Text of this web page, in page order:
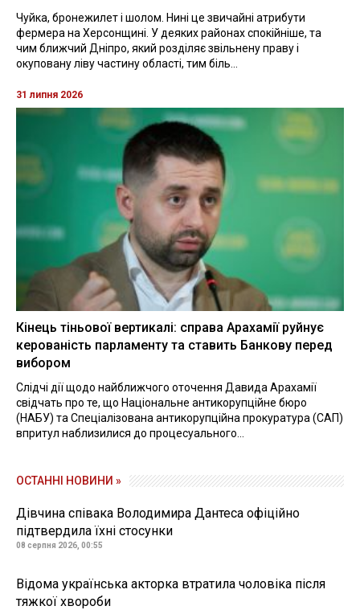
Чуйка, бронежилет і шолом. Нині це звичайні атрибути
фермера на Херсонщині. У деяких районах спокійніше, та
чим ближчий Дніпро, який розділяє звільнену праву і
окуповану ліву частину області, тим біль...
31 липня 2026
Кінець тіньової вертикалі: справа Арахамії руйнує
керованість парламенту та ставить Банкову перед
вибором
Слідчі дії щодо найближчого оточення Давида Арахамії
свідчать про те, що Національне антикорупційне бюро
(НАБУ) та Спеціалізована антикорупційна прокуратура (САП)
впритул наблизилися до процесуального...
ОСТАННІ НОВИНИ »
Дівчина співака Володимира Дантеса офіційно
підтвердила їхні стосунки
08 серпня 2026, 00:55
Відома українська акторка втратила чоловіка після
тяжкої хвороби